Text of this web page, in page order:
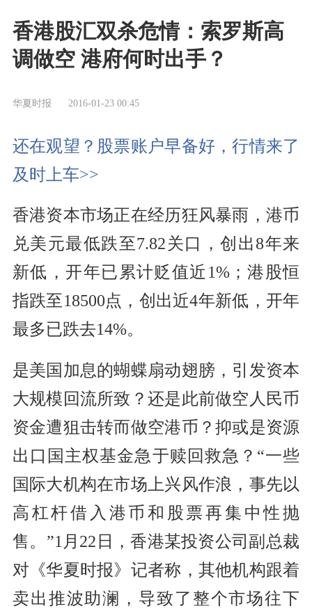
香港股汇双杀危情：索罗斯高
调做空 港府何时出手？
华夏时报 2016-01-23 00:45
还在观望？股票账户早备好，行情来了
及时上车>>
香港资本市场正在经历狂风暴雨，港币
兑美元最低跌至7.82关口，创出8年来
新低，开年已累计贬值近1%；港股恒
指跌至18500点，创出近4年新低，开年
最多已跌去14%。
是美国加息的蝴蝶扇动翅膀，引发资本
大规模回流所致？还是此前做空人民币
资金遭狙击转而做空港币？抑或是资源
出口国主权基金急于赎回救急？“一些
国际大机构在市场上兴风作浪，事先以
高杠杆借入港币和股票再集中性抛
售。”1月22日，香港某投资公司副总裁
对《华夏时报》记者称，其他机构跟着
卖出推波助澜，导致了整个市场往下